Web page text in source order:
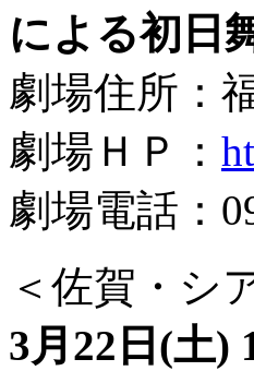
による初日
劇場住所：
劇場ＨＰ：
劇場電話：
＜佐賀・シ
3月22日(土)